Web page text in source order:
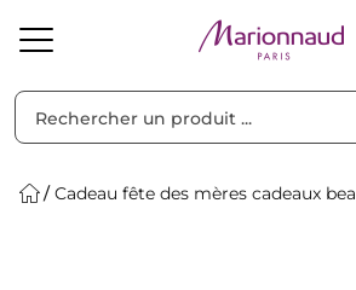
Cadeau fête des mères cadeaux